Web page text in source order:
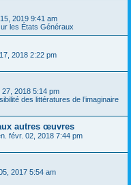
2019 9:41 am
les États Généraux
2018 2:22 pm
27, 2018 5:14 pm
des littératures de l’imaginaire
autres œuvres
févr. 02, 2018 7:44 pm
2017 5:54 am